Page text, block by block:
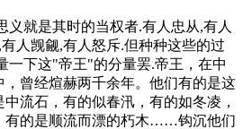
义就是其时的当权者.有人忠从,有人
人觊觎,有人怒斥.但种种这些的过
一下这"帝王"的分量罢.帝王，在中
，曾经煊赫两千余年。他们有的是这
流石，有的似春汛，有的如冬凌，
有的是顺流而漂的朽木……钩沉他们